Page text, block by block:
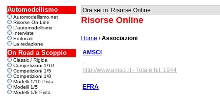
Automodellismo
Automodellismo.net
Risorse On Line
L'automodellismo
Interviste
Editoriali
La redazione
On Road a Scoppio
Classic / Rigida
Competizioni 1/10
Competizioni 1/5
Competizioni 1/8
Modelli 1/10 Pista
Modelli 1/5
Modelli 1/8 Pista
Ora sei in: Risorse Online
Risorse Online
Home /Associazioni
AMSCI
http://www.amsci.it - Totale hit: 1944
EFRA